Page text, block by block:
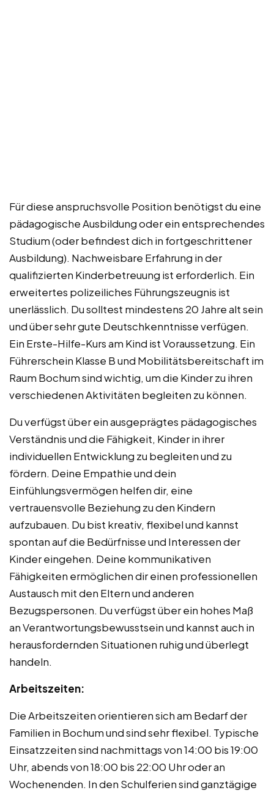
Für diese anspruchsvolle Position benötigst du eine
pädagogische Ausbildung oder ein entsprechendes
Studium (oder befindest dich in fortgeschrittener
Ausbildung). Nachweisbare Erfahrung in der
qualifizierten Kinderbetreuung ist erforderlich. Ein
erweitertes polizeiliches Führungszeugnis ist
unerlässlich. Du solltest mindestens 20 Jahre alt sein
und über sehr gute Deutschkenntnisse verfügen.
Ein Erste-Hilfe-Kurs am Kind ist Voraussetzung. Ein
Führerschein Klasse B und Mobilitätsbereitschaft im
Raum Bochum sind wichtig, um die Kinder zu ihren
verschiedenen Aktivitäten begleiten zu können.
Du verfügst über ein ausgeprägtes pädagogisches
Verständnis und die Fähigkeit, Kinder in ihrer
individuellen Entwicklung zu begleiten und zu
fördern. Deine Empathie und dein
Einfühlungsvermögen helfen dir, eine
vertrauensvolle Beziehung zu den Kindern
aufzubauen. Du bist kreativ, flexibel und kannst
spontan auf die Bedürfnisse und Interessen der
Kinder eingehen. Deine kommunikativen
Fähigkeiten ermöglichen dir einen professionellen
Austausch mit den Eltern und anderen
Bezugspersonen. Du verfügst über ein hohes Maß
an Verantwortungsbewusstsein und kannst auch in
herausfordernden Situationen ruhig und überlegt
handeln.
Arbeitszeiten:
Die Arbeitszeiten orientieren sich am Bedarf der
Familien in Bochum und sind sehr flexibel. Typische
Einsatzzeiten sind nachmittags von 14:00 bis 19:00
Uhr, abends von 18:00 bis 22:00 Uhr oder an
Wochenenden. In den Schulferien sind ganztägige